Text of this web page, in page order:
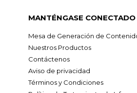
MANTÉNGASE CONECTADO
Mesa de Generación de
Nuestros Productos
Contáctenos
Aviso de privacidad
Términos y Condiciones